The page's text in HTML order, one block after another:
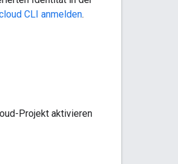
CLI anmelden.
Projekt aktivieren